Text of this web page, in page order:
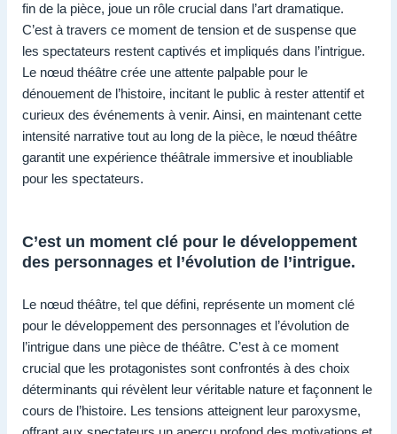
fin de la pièce, joue un rôle crucial dans l’art dramatique.
C’est à travers ce moment de tension et de suspense que
les spectateurs restent captivés et impliqués dans l’intrigue.
Le nœud théâtre crée une attente palpable pour le
dénouement de l’histoire, incitant le public à rester attentif et
curieux des événements à venir. Ainsi, en maintenant cette
intensité narrative tout au long de la pièce, le nœud théâtre
garantit une expérience théâtrale immersive et inoubliable
pour les spectateurs.
C’est un moment clé pour le développement
des personnages et l’évolution de l’intrigue.
Le nœud théâtre, tel que défini, représente un moment clé
pour le développement des personnages et l’évolution de
l’intrigue dans une pièce de théâtre. C’est à ce moment
crucial que les protagonistes sont confrontés à des choix
déterminants qui révèlent leur véritable nature et façonnent le
cours de l’histoire. Les tensions atteignent leur paroxysme,